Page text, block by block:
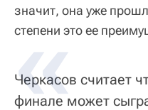
значит, она уже
степени это ее
Черкасов считает
финале может